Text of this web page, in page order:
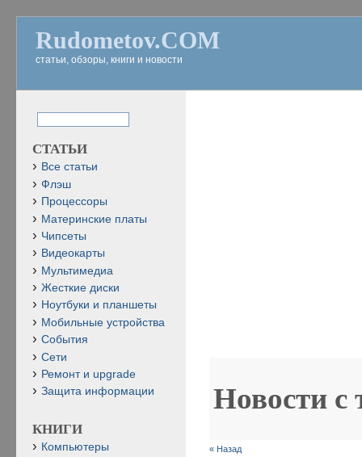
Rudometov.COM
статьи, обзоры, книги и новости
Новости с
« Назад
СТАТЬИ
Все статьи
Флэш
Процессоры
Материнские платы
Чипсеты
Видеокарты
Мультимедиа
Жесткие диски
Ноутбуки и планшеты
Мобильные устройства
События
Сети
Ремонт и upgrade
Защита информации
КНИГИ
Компьютеры